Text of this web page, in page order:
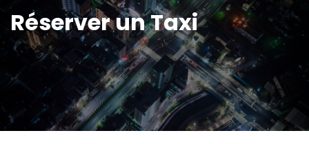
Réserver un Taxi